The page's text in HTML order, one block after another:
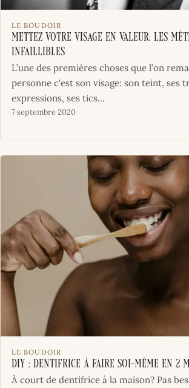
LE BOUDOIR
Mettez votre visage en valeur: les
infaillibles
L’une des premières choses que l’on
personne c'est son visage: son teint, ses
expressions, ses tics...
7 septembre 2020
LE BOUDOIR
DIY : dentifrice à faire soi-même en 2
À court de dentifrice à la maison? Pas